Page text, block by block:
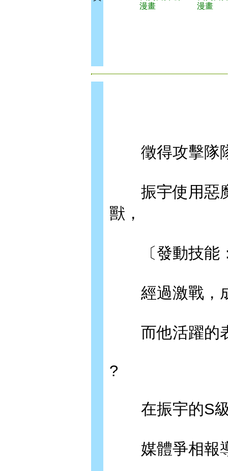
漫畫
漫畫
徵得攻擊隊
振宇使用惡魔
獸，
〔發動技能
經過激戰，
而他活躍的表
?
在振宇的S級
媒體爭相報